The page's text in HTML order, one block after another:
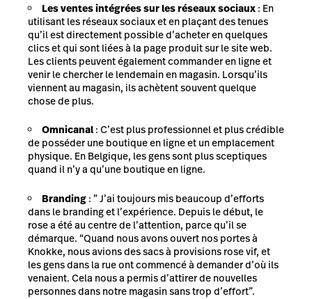
Les ventes intégrées sur les réseaux sociaux : En
utilisant les réseaux sociaux et en plaçant des tenues
qu’il est directement possible d’acheter en quelques
clics et qui sont liées à la page produit sur le site web.
Les clients peuvent également commander en ligne et
venir le chercher le lendemain en magasin. Lorsqu’ils
viennent au magasin, ils achètent souvent quelque
chose de plus.
Omnicanal : C’est plus professionnel et plus crédible
de posséder une boutique en ligne et un emplacement
physique. En Belgique, les gens sont plus sceptiques
quand il n’y a qu’une boutique en ligne.
Branding : ” J’ai toujours mis beaucoup d’efforts
dans le branding et l’expérience. Depuis le début, le
rose a été au centre de l’attention, parce qu’il se
démarque. “Quand nous avons ouvert nos portes à
Knokke, nous avions des sacs à provisions rose vif, et
les gens dans la rue ont commencé à demander d’où ils
venaient. Cela nous a permis d’attirer de nouvelles
personnes dans notre magasin sans trop d’effort”.